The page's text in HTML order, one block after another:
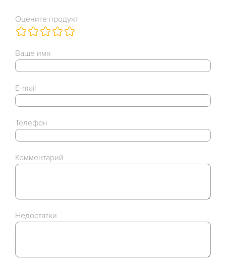
Оцените продукт
Ваше имя
E-mail
Телефон
Комментарий
Недостатки